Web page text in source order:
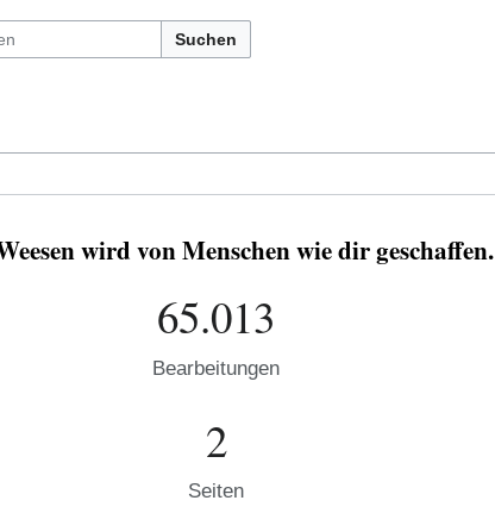
Suchen
wird von Menschen wie dir geschaffen.
65.013
Bearbeitungen
2
Seiten